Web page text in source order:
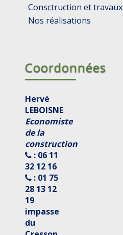
Consctruction et travaux
Nos réalisations
Coordonnées
Hervé
LEBOISNE
Economiste
de la
construction
: 06 11
32 12 16
: 01 75
28 13 12
19
impasse
du